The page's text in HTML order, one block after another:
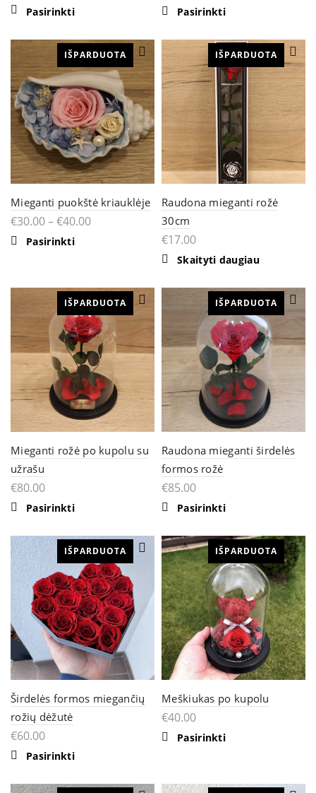
Pasirinkti Pasirinkti
IŠPARDUOTA
Mieganti puokštė kriauklėje
€30.00–€40.00
PasirinktiThis
variants.
The
options
may
be
chosen
on
the
product
page
IŠPARDUOTA
Raudona mieganti rožė
30cm
€17.00
Skaityti daugiau
IŠPARDUOTA
Mieganti rožė po kupolu su
užrašu
€80.00
PasirinktiThis
multiple
variants.
The
options
may
be
chosen
on
the
product
page
IŠPARDUOTA
Raudona mieganti širdelės
formos rožė
€85.00
Pasirinkti
IŠPARDUOTA
Širdelės formos miegančių
rožių dėžutė
€60.00
PasirinktiThis
multiple
IŠPARDUOTA
Meškiukas po kupolu
€40.00
PasirinktiThis
variants.